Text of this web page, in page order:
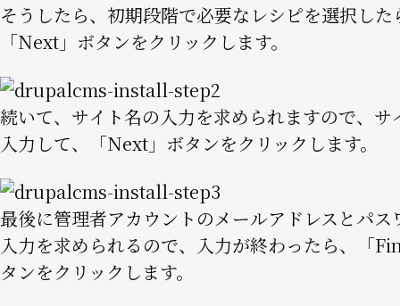
そうしたら、初期段階で必要なレシピを選択した
「Next」ボタンをクリックします。
Image
続いて、サイト名の入力を求められますので、サ
入力して、「Next」ボタンをクリックします。
Image
最後に管理者アカウントのメールアドレスとパス
入力を求められるので、入力が終わったら、「
タンをクリックします。